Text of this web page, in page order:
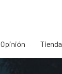
Opinión Tienda